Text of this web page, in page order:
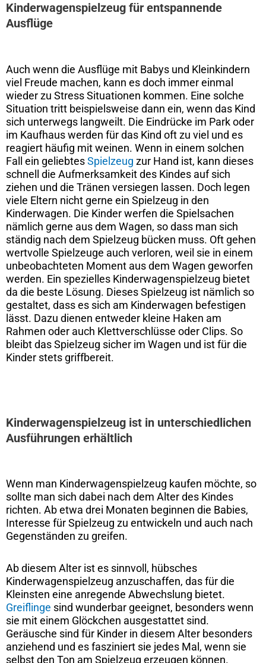
Kinderwagenspielzeug für entspannende
Ausflüge
Auch wenn die Ausflüge mit Babys und Kleinkindern
viel Freude machen, kann es doch immer einmal
wieder zu Stress Situationen kommen. Eine solche
Situation tritt beispielsweise dann ein, wenn das Kind
sich unterwegs langweilt. Die Eindrücke im Park oder
im Kaufhaus werden für das Kind oft zu viel und es
reagiert häufig mit weinen. Wenn in einem solchen
Fall ein geliebtesSpielzeug zur Hand ist, kann dieses
schnell die Aufmerksamkeit des Kindes auf sich
ziehen und die Tränen versiegen lassen. Doch legen
viele Eltern nicht gerne ein Spielzeug in den
Kinderwagen. Die Kinder werfen die Spielsachen
nämlich gerne aus dem Wagen, so dass man sich
ständig nach dem Spielzeug bücken muss. Oft gehen
wertvolle Spielzeuge auch verloren, weil sie in einem
unbeobachteten Moment aus dem Wagen geworfen
werden. Ein spezielles Kinderwagenspielzeug bietet
da die beste Lösung. Dieses Spielzeug ist nämlich so
gestaltet, dass es sich am Kinderwagen befestigen
lässt. Dazu dienen entweder kleine Haken am
Rahmen oder auch Klettverschlüsse oder Clips. So
bleibt das Spielzeug sicher im Wagen und ist für die
Kinder stets griffbereit.
Kinderwagenspielzeug ist in unterschiedlichen
Ausführungen erhältlich
Wenn man Kinderwagenspielzeug kaufen möchte, so
sollte man sich dabei nach dem Alter des Kindes
richten. Ab etwa drei Monaten beginnen die Babies,
Interesse für Spielzeug zu entwickeln und auch nach
Gegenständen zu greifen.
Ab diesem Alter ist es sinnvoll, hübsches
Kinderwagenspielzeug anzuschaffen, das für die
Kleinsten eine anregende Abwechslung bietet.
Greiflinge sind wunderbar geeignet, besonders wenn
sie mit einem Glöckchen ausgestattet sind.
Geräusche sind für Kinder in diesem Alter besonders
anziehend und es fasziniert sie jedes Mal, wenn sie
selbst den Ton am Spielzeug erzeugen können.